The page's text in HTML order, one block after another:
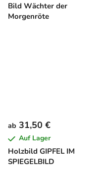
Bild Wächter der
Morgenröte
Holzbild GIPFEL IM
SPIEGELBILD
ab 31,50 €
Auf Lager